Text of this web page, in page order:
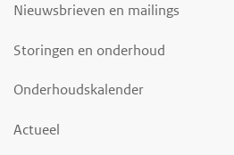
Nieuwsbrieven en mailings
Storingen en onderhoud
Onderhoudskalender
Actueel